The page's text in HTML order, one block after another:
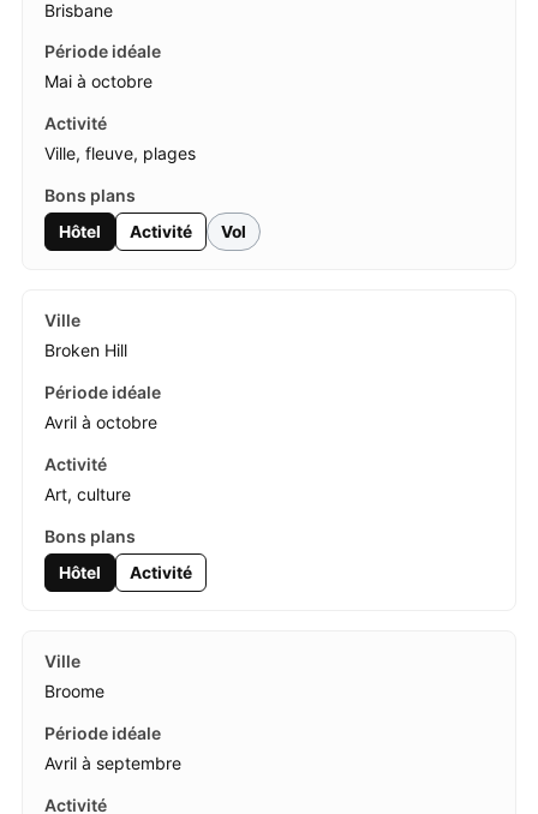
Brisbane
Mai à octobre
Ville, fleuve, plages
Hôtel Activité Vol
Broken Hill
Avril à octobre
Art, culture
Hôtel Activité
Broome
Avril à septembre